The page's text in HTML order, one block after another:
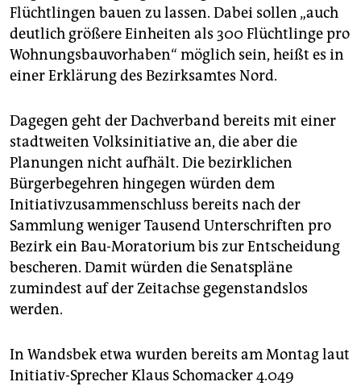
Flüchtlingen bauen zu lassen. Dabei sollen „auch
deutlich größere Einheiten als 300 Flüchtlinge pro
Wohnungsbauvorhaben“ möglich sein, heißt es in
einer Erklärung des Bezirksamtes Nord.
Dagegen geht der Dachverband bereits mit einer
stadtweiten Volksinitiative an, die aber die
Planungen nicht aufhält. Die bezirklichen
Bürgerbegehren hingegen würden dem
Initiativzusammenschluss bereits nach der
Sammlung weniger Tausend Unterschriften pro
Bezirk ein Bau-Moratorium bis zur Entscheidung
bescheren. Damit würden die Senatspläne
zumindest auf der Zeitachse gegenstandslos
werden.
In Wandsbek etwa wurden bereits am Montag laut
Initiativ-Sprecher Klaus Schomacker 4.049